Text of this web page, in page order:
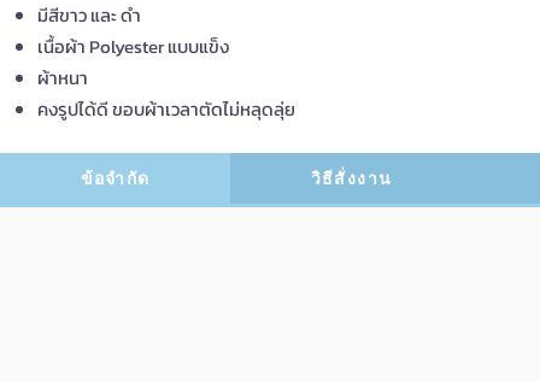
มีสีขาว และ ดำ
เนื้อผ้า Polyester แบบแข็ง
ผ้าหนา
คงรูปได้ดี ขอบผ้าเวลาตัดไม่หลุดลุ่ย
ข้อจำกัด วิธีสั่งงาน